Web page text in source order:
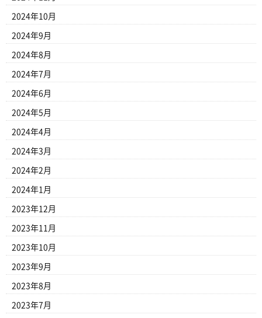
2024年10月
2024年9月
2024年8月
2024年7月
2024年6月
2024年5月
2024年4月
2024年3月
2024年2月
2024年1月
2023年12月
2023年11月
2023年10月
2023年9月
2023年8月
2023年7月